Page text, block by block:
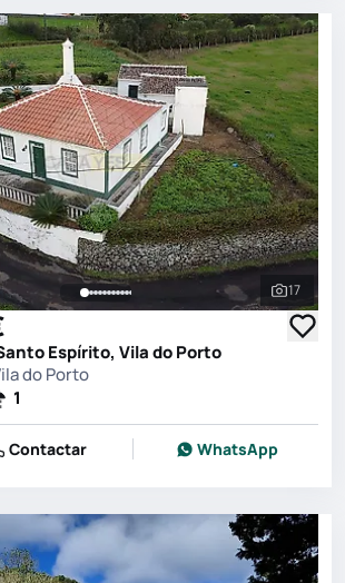
Ver
17
Espírito, Vila do Porto
do Porto
1
Contactar WhatsApp